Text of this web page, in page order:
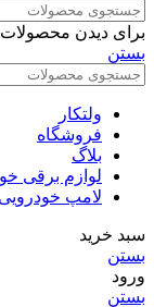
برای دیدن محصولات
بستن
ولتکار
فروشگاه
بلاگ
لوازم برقی
لامپ خودرویی
سبد خرید
بستن
ورود
بستن